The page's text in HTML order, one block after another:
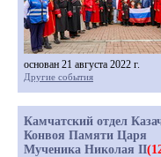
основан 21 августа 2022 г.
Другие события
Камчатский отдел
Конвоя Памяти Царя
Мученика Николая II